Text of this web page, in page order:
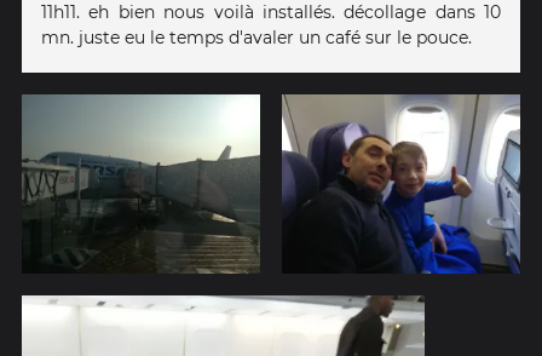
11h11. eh bien nous voilà installés. décollage dans 10
mn. juste eu le temps d'avaler un café sur le pouce.